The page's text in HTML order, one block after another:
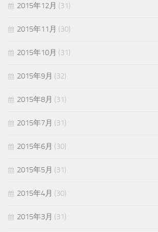
2015年12月 (31)
2015年11月 (30)
2015年10月 (31)
2015年9月 (32)
2015年8月 (31)
2015年7月 (31)
2015年6月 (30)
2015年5月 (31)
2015年4月 (30)
2015年3月 (31)